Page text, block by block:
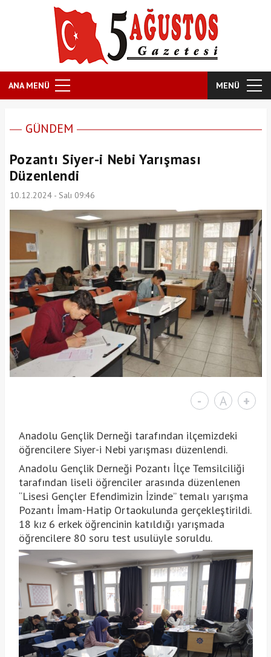
ANA MENÜ MENÜ
GÜNDEM
Pozantı Siyer-i Nebi Yarışması
Düzenlendi
10.12.2024 - Salı 09:46
- A +
Anadolu Gençlik Derneği tarafından ilçemizdeki
öğrencilere Siyer-i Nebi yarışması düzenlendi.
Anadolu Gençlik Derneği Pozantı İlçe Temsilciliği
tarafından liseli öğrenciler arasında düzenlenen
“Lisesi Gençler Efendimizin İzinde” temalı yarışma
Pozantı İmam-Hatip Ortaokulunda gerçekleştirildi.
18 kız 6 erkek öğrencinin katıldığı yarışmada
öğrencilere 80 soru test usulüyle soruldu.